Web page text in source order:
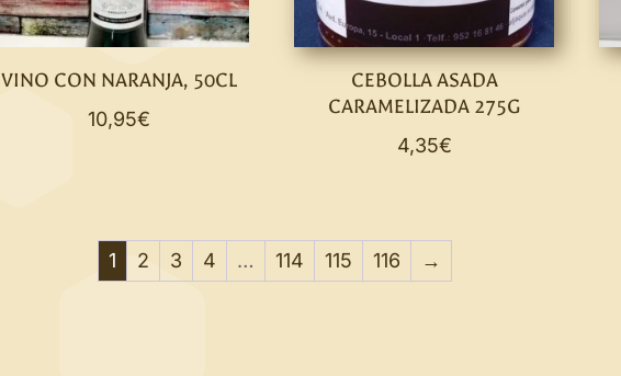
VINO CON NARANJA, 50CL
10,95€
CEBOLLA ASADA
CARAMELIZADA 275G
4,35€
1 2 3 4 … 114 115 116 →